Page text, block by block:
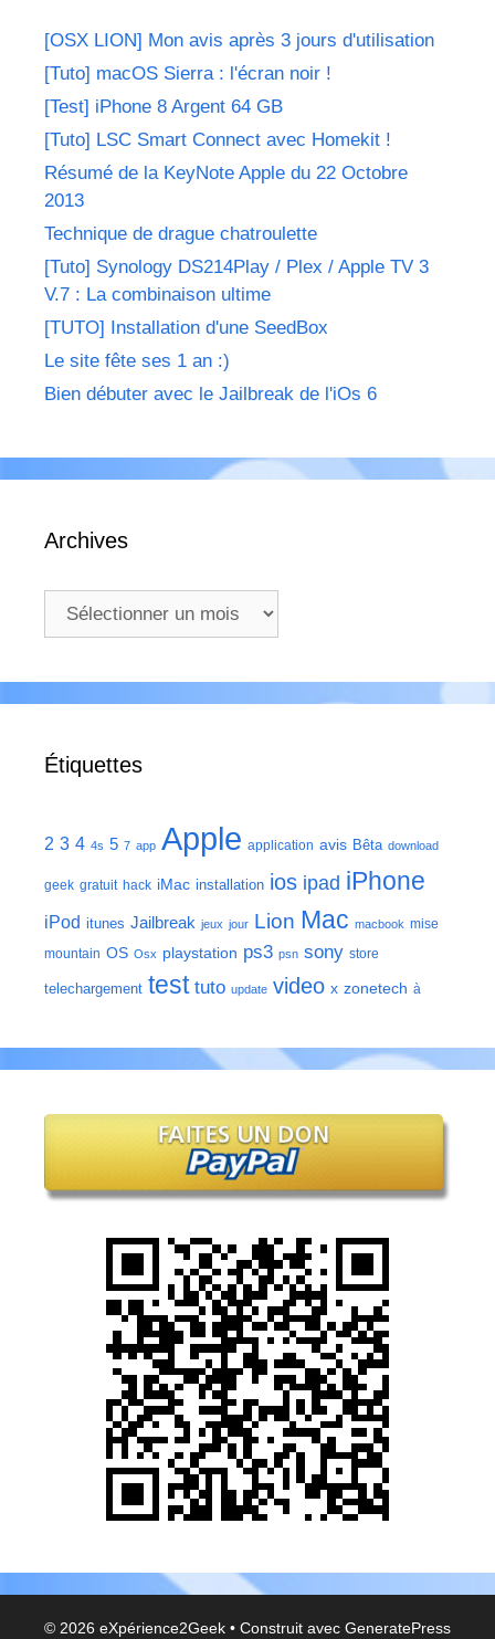
[OSX LION] Mon avis après 3 jours d'utilisation
[Tuto] macOS Sierra : l'écran noir !
[Test] iPhone 8 Argent 64 GB
[Tuto] LSC Smart Connect avec Homekit !
Résumé de la KeyNote Apple du 22 Octobre
2013
Technique de drague chatroulette
[Tuto] Synology DS214Play / Plex / Apple TV 3
V.7 : La combinaison ultime
[TUTO] Installation d'une SeedBox
Le site fête ses 1 an :)
Bien débuter avec le Jailbreak de l'iOs 6
Archives
Archives
Étiquettes
2 3 4 4s 5 7 app Apple application avis Bêta download
geek gratuit hack iMac installation ios ipad iPhone
iPod itunes Jailbreak jeux jour Lion Mac macbook mise
mountain OS Osx playstation ps3 psn sony store
telechargement test tuto update video x zonetech à
© 2026 eXpérience2Geek • Construit avec GeneratePress